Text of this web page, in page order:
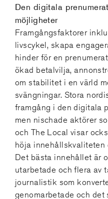
Den digitala
möjligheter
Framgångsfaktorer
livscykel, skapa
hinder för en
ökad betalvilja,
om stabilitet i en värld
svängningar. Stora
framgång i den digitala
men nischade aktörer
och The Local visar
höja innehållskvaliteten
Det bästa innehållet är
utarbetade och flera av
journalistik som
genomarbetade och